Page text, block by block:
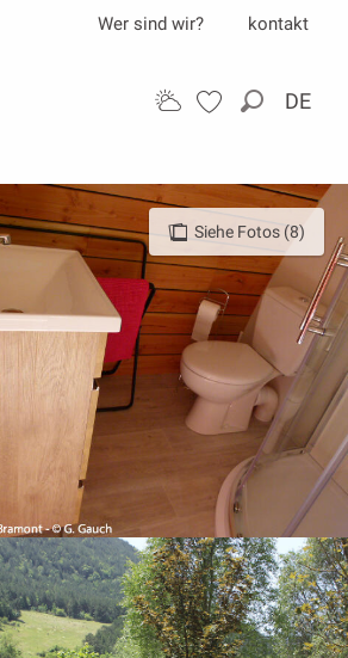
Suche
DE
Wer sind wir? kontakt
Siehe Fotos (8)